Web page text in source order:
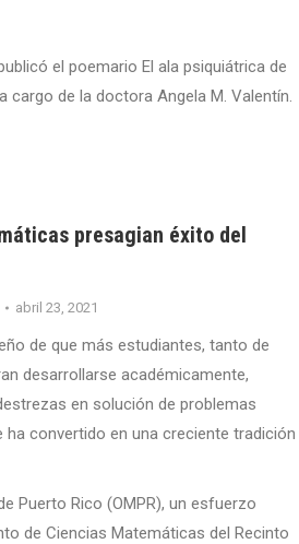
el poemario El ala psiquiátrica de
cargo de la doctora Angela M. Valentín.
presagian éxito del
abril 23, 2021
de que más estudiantes, tanto de
desarrollarse académicamente,
en solución de problemas
convertido en una creciente tradición
Puerto Rico (OMPR), un esfuerzo
de Ciencias Matemáticas del Recinto